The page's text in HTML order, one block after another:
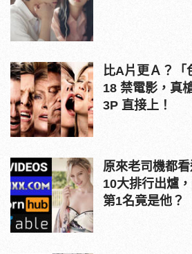
比A片更Ａ？「
18 禁電影，真
3P 直接上！
原來老司機都
10大排行出爐
第1名竟是他？